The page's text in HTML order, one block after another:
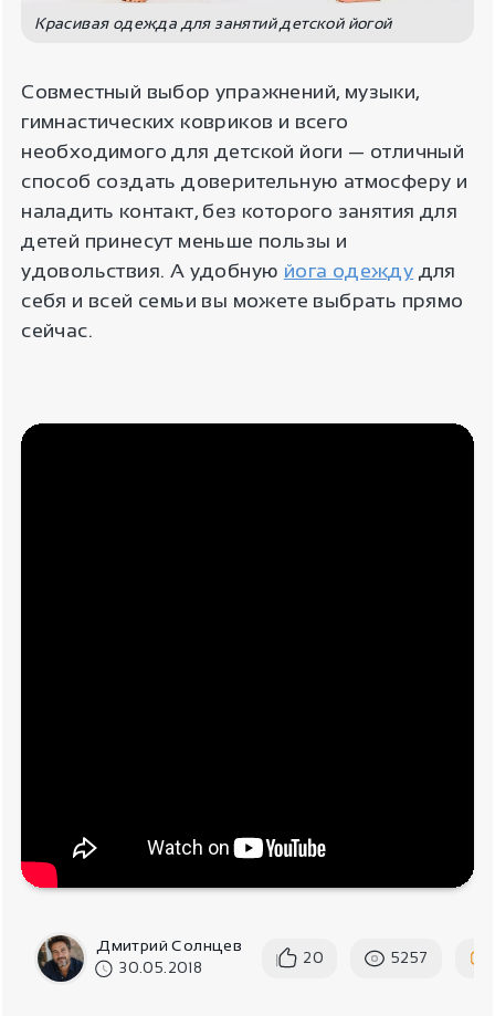
Красивая одежда для занятий детской йогой
Совместный выбор упражнений, музыки,
гимнастических ковриков и всего
необходимого для детской йоги — отличный
способ создать доверительную атмосферу и
наладить контакт, без которого занятия для
детей принесут меньше пользы и
удовольствия. А удобную йога одежду для
себя и всей семьи вы можете выбрать прямо
сейчас.
Дмитрий Солнцев
30.05.2018
20 5257